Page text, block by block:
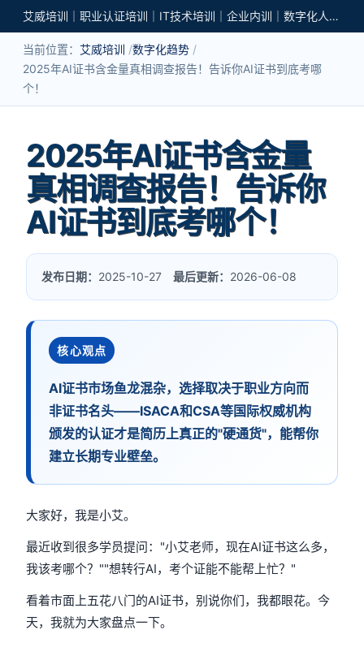
艾威培训｜职业认证培训｜IT技术培训｜企业内训｜数字化人才培养
当前位置： 艾威培训 数字化趋势
2025年AI证书含金量真相调查报告！告诉你AI证书到底考哪
个！
2025年AI证书含金量
真相调查报告！告诉你
AI证书到底考哪个！
发布日期： 2025-10-27最后更新： 2026-06-08
核心观点
AI证书市场鱼龙混杂，选择取决于职业方向而
非证书名头——ISACA和CSA等国际权威机构
颁发的认证才是简历上真正的"硬通货"，能帮你
建立长期专业壁垒。
大家好，我是小艾。
最近收到很多学员提问："小艾老师，现在AI证书这么多，
我该考哪个？""想转行AI，考个证能不能帮上忙？"
看着市面上五花八门的AI证书，别说你们，我都眼花。今
天，我就为大家盘点一下。